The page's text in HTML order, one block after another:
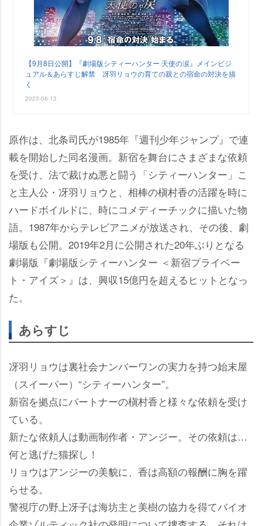
【9月8日公開】『劇場版シティーハンター 天使の涙』メインビジ
ュアル＆あらすじ解禁 冴羽リョウの育ての親との宿命の対決を描
く
2023-06-13
原作は、北条司氏が1985年『週刊少年ジャンプ』で連
載を開始した同名漫画。新宿を舞台にさまざまな依頼
を受け、法で裁けぬ悪と闘う「シティーハンター」こ
と主人公・冴羽リョウと、相棒の槇村香の活躍を時に
ハードボイルドに、時にコメディーチックに描いた物
語。1987年からテレビアニメが放送され、その後、劇
場版も公開。2019年2月に公開された20年ぶりとなる
劇場版『劇場版シティーハンター ＜新宿プライベー
ト・アイズ＞』は、興収15億円を超えるヒットとなっ
た。
あらすじ
冴羽リョウは裏社会ナンバーワンの実力を持つ始末屋
（スイーパー）“シティーハンター”。
新宿を拠点にパートナーの槇村香と様々な依頼を受け
ている。
新たな依頼人は動画制作者・アンジー。その依頼は…
何と逃げた猫探し！
リョウはアンジーの美貌に、香は高額の報酬に胸を躍
らせる。
警視庁の野上冴子は海坊主と美樹の協力を得てバイオ